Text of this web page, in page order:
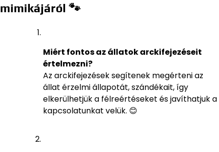
mimikájáról 🐾
Miért fontos az állatok arckifejezéseit
értelmezni?
Az arckifejezések segítenek megérteni az
állat érzelmi állapotát, szándékait, így
elkerülhetjük a félreértéseket és javíthatjuk a
kapcsolatunkat velük. 😊